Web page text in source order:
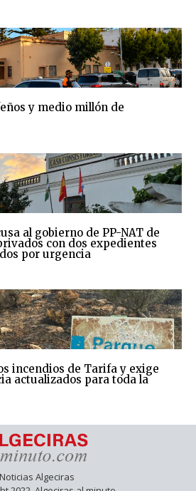
y medio millón de
al gobierno de PP-NAT de
con dos expedientes
por urgencia
incendios de Tarifa y exige
actualizados para toda la
Noticias Algeciras